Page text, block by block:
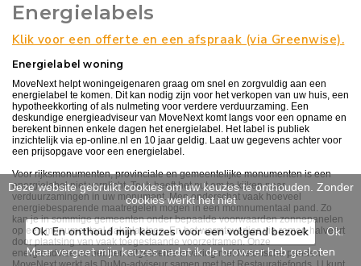
Energielabels
Klik voor een offerte en een afspraak (via Greenwise).
Energielabel woning
MoveNext helpt woningeigenaren graag om snel en zorgvuldig aan een
energielabel te komen. Dit kan nodig zijn voor het verkopen van uw huis, een
hypotheekkorting of als nulmeting voor verdere verduurzaming. Een
deskundige energieadviseur van MoveNext komt langs voor een opname en
berekent binnen enkele dagen het energielabel. Het label is publiek
inzichtelijk via ep-online.nl en 10 jaar geldig. Laat uw gegevens achter voor
een prijsopgave voor een energielabel.
Voor rijksmonumenten, provinciale en gemeentelijke monumenten is een
energielabel niet verplicht. Toch heeft het nut om te kijken naar
verduurzamingen in uw monument. Men onderschat vaak hoeveel
energiebesparende maatregelen mogen in een momnumentaal pand. Zo
kan je in sommige gemeenten onder bepaalde voorwaarden zonnepanelen
op een monumentaal dak plaatsen. En het warmteverlies via ramen halveert
door plaatsing van vaak toegestaande voorzetramen. Onze
energieadviseurs hebben uitgebreide ervaring met historische panden.
Deze website gebruikt cookies om uw keuzes te onthouden. Zonder
cookies werkt het niet
Ok. En onthoud mijn keuzes voor een volgend bezoek
Ok.
Maar vergeet mijn keuzes nadat ik de browser heb gesloten